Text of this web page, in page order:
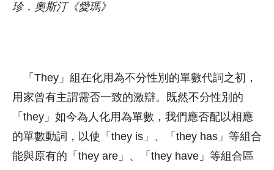
珍．奧斯汀《愛瑪》
「They」組在化用為不分性別的單數代詞之初，
用家曾有主謂需否一致的激辯。既然不分性別的
「they」如今為人化用為單數，我們應否配以相應
的單數動詞，以使「they is」、「they has」等組合
能與原有的「they are」、「they have」等組合區